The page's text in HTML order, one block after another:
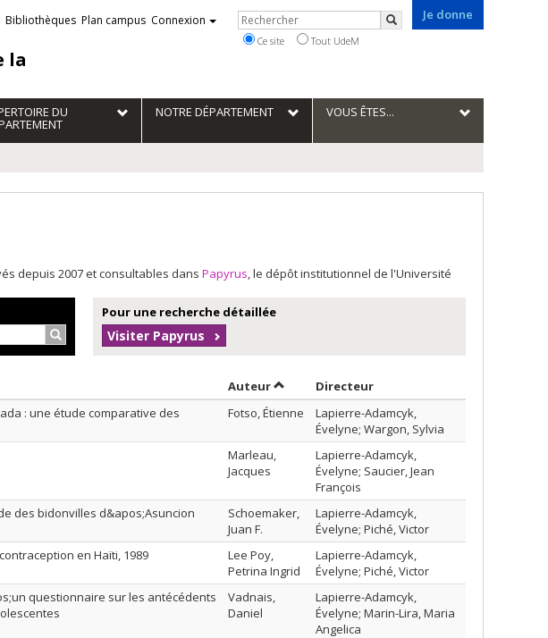
la
Je donne
Bibliothèques Plan campus Connexion Rechercher
Rechercher
Ce site Tout UdeM
DU NOTRE DÉPARTEMENT VOUS ÊTES...
depuis 2007 et consultables dans Papyrus, le dépôt institutionnel de l'Université
Rechercher…
Pour une recherche détaillée
Visiter Papyrus
AuteurTrier par auteur en ordre décroissant
Directeur
: une étude comparative des
Fotso, Étienne
Lapierre-Adamcyk,
Évelyne; Wargon, Sylvia
Marleau,
Jacques
Lapierre-Adamcyk,
Évelyne; Saucier, Jean
François
des bidonvilles d&apos;Asuncion
Schoemaker,
Juan F.
Lapierre-Adamcyk,
Évelyne; Piché, Victor
en Haïti, 1989
Lee Poy,
Petrina Ingrid
Lapierre-Adamcyk,
Évelyne; Piché, Victor
questionnaire sur les antécédents
Vadnais,
Daniel
Lapierre-Adamcyk,
Évelyne; Marin-Lira, Maria
Angelica